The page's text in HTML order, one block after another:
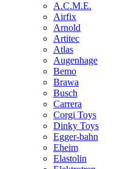
A.C.M.E.
Airfix
Arnold
Artitec
Atlas
Augenhage
Bemo
Brawa
Busch
Carrera
Corgi Toys
Dinky Toys
Egger-bahn
Eheim
Elastolin